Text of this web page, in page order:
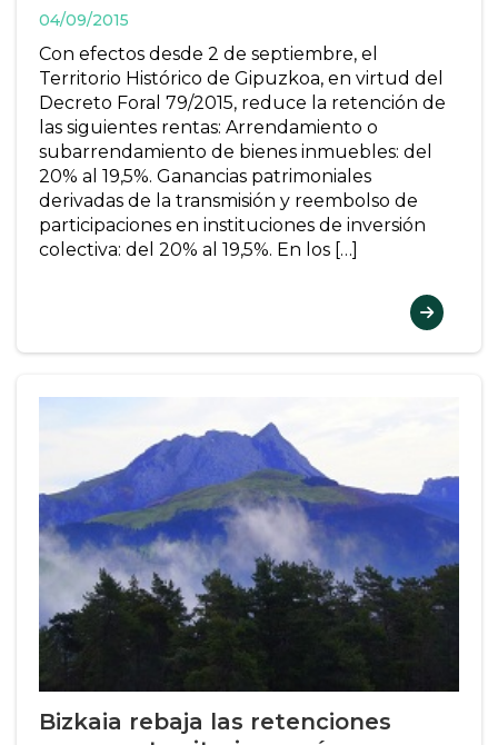
04/09/2015
Con efectos desde 2 de septiembre, el
Territorio Histórico de Gipuzkoa, en virtud del
Decreto Foral 79/2015, reduce la retención de
las siguientes rentas: Arrendamiento o
subarrendamiento de bienes inmuebles: del
20% al 19,5%. Ganancias patrimoniales
derivadas de la transmisión y reembolso de
participaciones en instituciones de inversión
colectiva: del 20% al 19,5%. En los […]
Bizkaia rebaja las retenciones